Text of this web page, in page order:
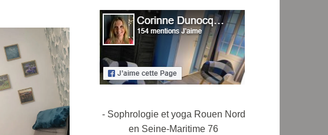
- Sophrologie et yoga Rouen Nord
en Seine-Maritime 76